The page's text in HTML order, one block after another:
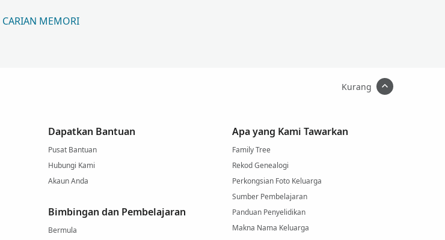
CARIAN MEMORI
Kurang
Dapatkan Bantuan
Pusat Bantuan
Hubungi Kami
Akaun Anda
Bimbingan dan Pembelajaran
Bermula
Apa yang Kami Tawarkan
Family Tree
Rekod Genealogi
Perkongsian Foto Keluarga
Sumber Pembelajaran
Panduan Penyelidikan
Makna Nama Keluarga